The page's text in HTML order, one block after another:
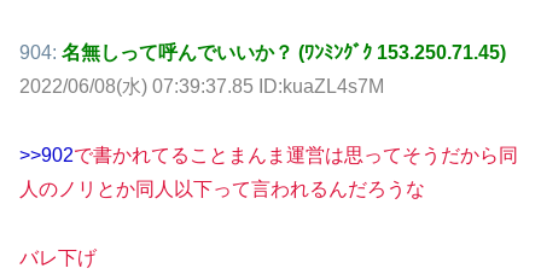
904: 名無しって呼んでいいか？ (ﾜﾝﾐﾝｸﾞｸ 153.250.71.45)
2022/06/08(水) 07:39:37.85 ID:kuaZL4s7M
>>902で書かれてることまんま運営は思ってそうだから同
人のノリとか同人以下って言われるんだろうな
バレ下げ